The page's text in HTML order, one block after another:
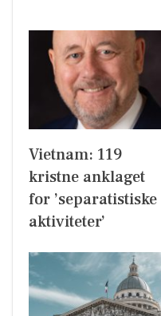
Vietnam: 119
kristne anklaget
for ’separatistiske
aktiviteter’